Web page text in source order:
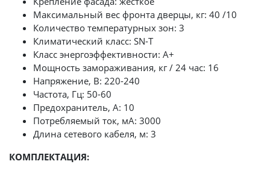
Максимальный вес фронта дверцы, кг: 40 /10
Количество температурных зон: 3
Климатический класс: SN-T
Класс энергоэффективности: А+
Мощность замораживания, кг / 24 час: 16
Напряжение, В: 220-240
Частота, Гц: 50-60
Предохранитель, А: 10
Потребляемый ток, мА: 3000
Длина сетевого кабеля, м: 3
КОМПЛЕКТАЦИЯ: